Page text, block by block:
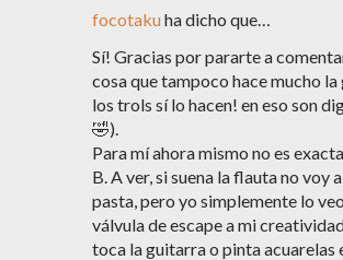
focotakuha dicho que…
Sí! Gracias por pararte a
cosa que tampoco hace mucho la
los trols sí lo hacen! en eso son
🤣).
Para mí ahora mismo no es
B. A ver, si suena la flauta no voy
pasta, pero yo simplemente lo
válvula de escape a mi
toca la guitarra o pinta acuarelas